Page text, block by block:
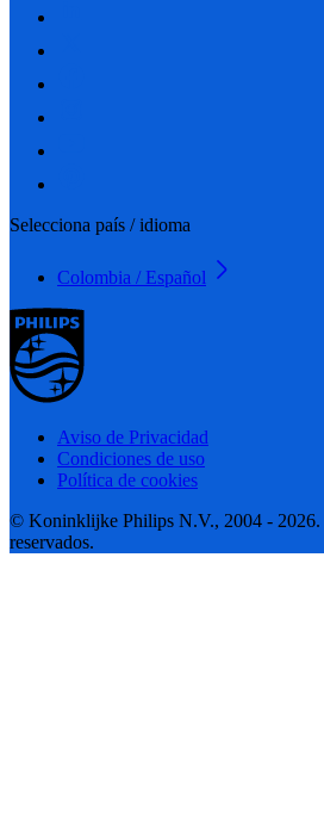
Selecciona país / idioma
Colombia / Español
Aviso de Privacidad
Condiciones de uso
Política de cookies
© Koninklijke Philips N.V., 2004 - 2026.
reservados.